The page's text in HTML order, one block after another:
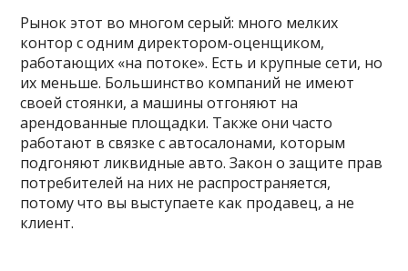
Рынок этот во многом серый: много мелких
контор с одним директором-оценщиком,
работающих «на потоке». Есть и крупные сети, но
их меньше. Большинство компаний не имеют
своей стоянки, а машины отгоняют на
арендованные площадки. Также они часто
работают в связке с автосалонами, которым
подгоняют ликвидные авто. Закон о защите прав
потребителей на них не распространяется,
потому что вы выступаете как продавец, а не
клиент.